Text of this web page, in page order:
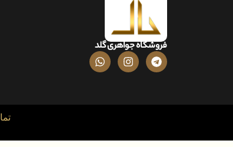
فروشگاه جواهری گلد